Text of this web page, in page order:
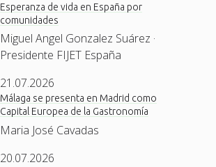
Esperanza de vida en España por
comunidades
Miguel Angel Gonzalez Suárez ·
Presidente FIJET España
21.07.2026
Málaga se presenta en Madrid como
Capital Europea de la Gastronomía
Maria José Cavadas
20.07.2026